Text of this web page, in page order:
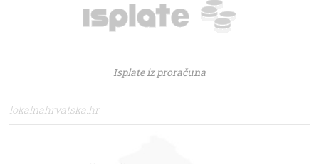
Isplate iz proračuna
lokalnahrvatska.hr